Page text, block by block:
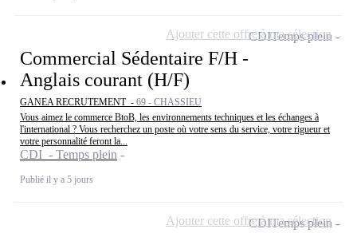
Commercial Sédentaire F/H -
Anglais courant (H/F)
GANEA RECRUTEMENT - 69 - CHASSIEU
Vous aimez le commerce BtoB, les environnements techniques et les échanges à
l'international ? Vous recherchez un poste où votre sens du service, votre rigueur et
votre personnalité feront la...
CDI - Temps plein
Publié il y a 5 jours
CDITemps plein
Ajouter cette offre à ma sélection
CDITemps plein
Ajouter cette offre à ma sélection